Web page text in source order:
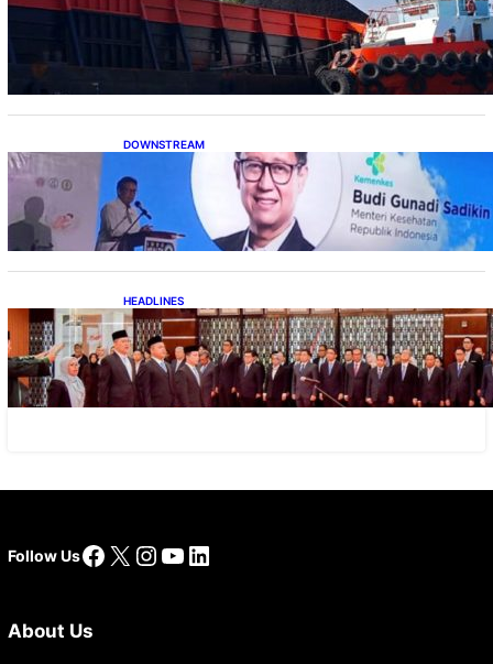
Lelang Batubara Sitaan, Negara Dapat Lebih
dari Rp 20 Miliar
DOWNSTREAM
Digitalisasi Alat-Alat Kesehatan Dukung
Pertumbuhan Industri Alkes
HEADLINES
Lana Saria Dilantik Sebagai Kepala Badan
Geologi
Follow UsFacebook
X Instagram
YouTube
LinkedIn
About Us